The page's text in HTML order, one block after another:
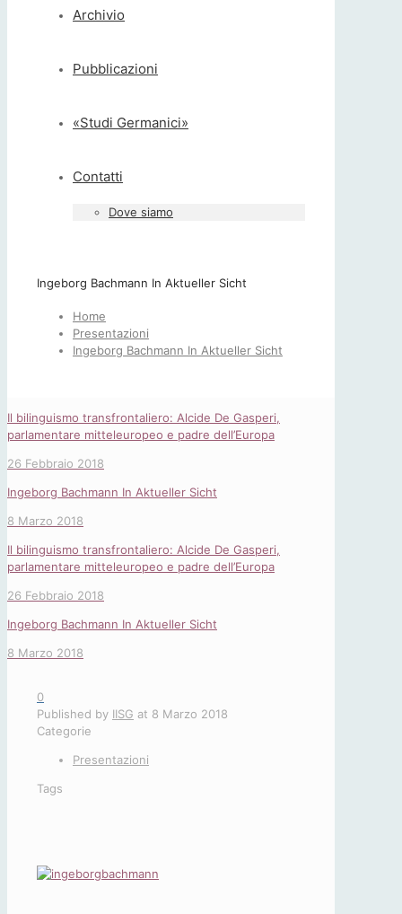
Archivio
Pubblicazioni
«Studi Germanici»
Contatti
Dove siamo
Ingeborg Bachmann In Aktueller Sicht
Home
Presentazioni
Ingeborg Bachmann In Aktueller Sicht
Il bilinguismo transfrontaliero: Alcide De Gasperi,
parlamentare mitteleuropeo e padre dell’Europa
26 Febbraio 2018
Ingeborg Bachmann In Aktueller Sicht
8 Marzo 2018
Il bilinguismo transfrontaliero: Alcide De Gasperi,
parlamentare mitteleuropeo e padre dell’Europa
26 Febbraio 2018
Ingeborg Bachmann In Aktueller Sicht
8 Marzo 2018
0
Published by IISG at 8 Marzo 2018
Categorie
Presentazioni
Tags